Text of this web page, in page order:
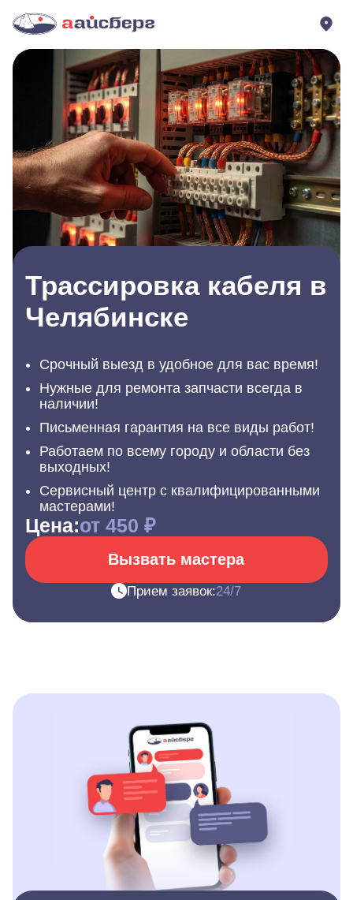
Трассировка кабеля в
Челябинске
Срочный выезд в удобное для вас время!
Нужные для ремонта запчасти всегда в
наличии!
Письменная гарантия на все виды работ!
Работаем по всему городу и области без
выходных!
Сервисный центр с квалифицированными
мастерами!
Цена:от 450 ₽
Вызвать мастера
Прием заявок:24/7